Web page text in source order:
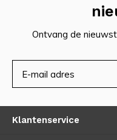
Ontvang de
Klantenservice